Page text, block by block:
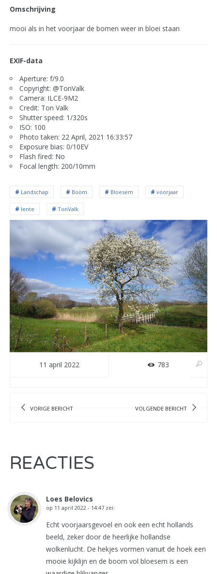
Omschrijving
mooi als in het voorjaar de bomen weer in bloei staan
EXIF-data
Aperture: f/9.0
Copyright: @TonValk
Camera: ILCE-9M2
Credit: Ton Valk
Shutter speed: 1/320s
ISO: 100
Photo taken: 22 April, 2021 16:33:57
Exposure bias: 0/10EV
Flash fired: No
Focal length: 200/10mm
Landschap Boom Bloesem voorjaar
lente TonValk
11 april 2022 783
VORIGE BERICHT VOLGENDE BERICHT
REACTIES
Loes Belovics
op 11 april 2022 - 14:47 zei:
Echt voorjaarsgevoel en ook een echt hollands
beeld, zeker door de heerlijke hollandse
wolkenlucht. De hekjes vormen vanuit de hoek een
mooie kijklijn en de boom vol bloesem is een